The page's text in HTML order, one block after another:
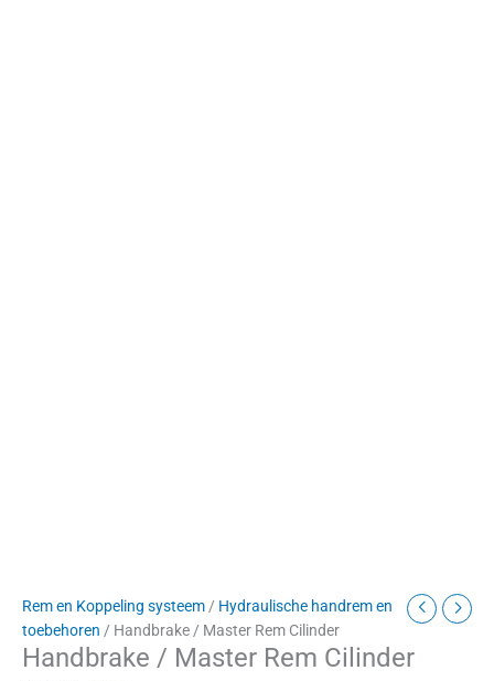
Rem en Koppeling systeem/ Hydraulische handrem en
toebehoren / Handbrake / Master Rem Cilinder
Handbrake / Master Rem Cilinder